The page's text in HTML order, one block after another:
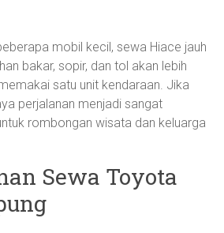
mobil kecil, sewa Hiace jauh
bakar, sopir, dan tol akan lebih
satu unit kendaraan. Jika
perjalanan menjadi sangat
rombongan wisata dan keluarga
Sewa Toyota